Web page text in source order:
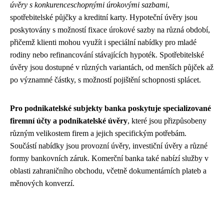
úvěry s konkurenceschopnými úrokovými sazbami,
spotřebitelské půjčky a kreditní karty. Hypoteční úvěry jsou
poskytovány s možností fixace úrokové sazby na různá období,
přičemž klienti mohou využít i speciální nabídky pro mladé
rodiny nebo refinancování stávajících hypoték. Spotřebitelské
úvěry jsou dostupné v různých variantách, od menších půjček až
po významné částky, s možností pojištění schopnosti splácet.
Pro podnikatelské subjekty banka poskytuje specializované
firemní účty a podnikatelské úvěry, které jsou přizpůsobeny
různým velikostem firem a jejich specifickým potřebám.
Součástí nabídky jsou provozní úvěry, investiční úvěry a různé
formy bankovních záruk. Komerční banka také nabízí služby v
oblasti zahraničního obchodu, včetně dokumentárních plateb a
měnových konverzí.